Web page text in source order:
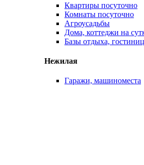
Квартиры посуточно
Комнаты посуточно
Агроусадьбы
Дома, коттеджи на
Базы отдыха,
Нежилая
Гаражи, машиноместа